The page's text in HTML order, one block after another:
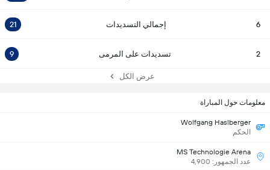
6 إجمالي التسديدات 21
2 تسديدات على المرمى 9
عرض الكل
معلومات حول المباراة
Wolfgang Haslberger
الحكم
MS Technologie Arena
عدد الجمهور: 4,900